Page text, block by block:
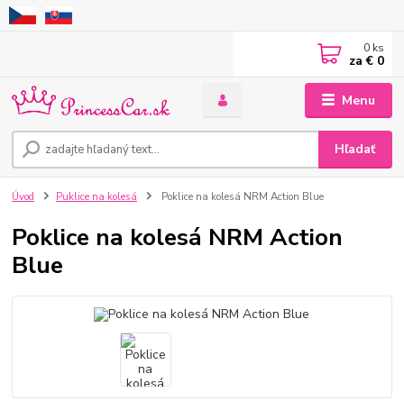
Menu
Hľadať
0 ks
za € 0
Úvod Puklice na kolesá Poklice na kolesá NRM Action Blue
Poklice na kolesá NRM Action
Blue